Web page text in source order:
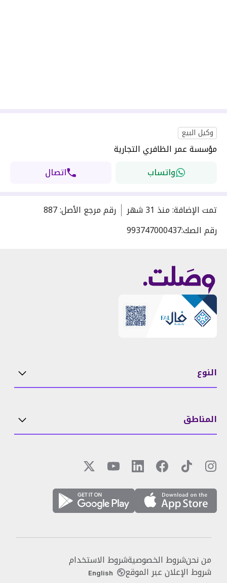
وكيل البيع
مؤسسة عمر الظافري التجارية
واتساب
اتصال
تمت الإضافة:منذ 31 شهر رقم مرجع الأصل:
887
رقم الصك:993747000437
النوع
المناطق
من نحنشروط الخصوصيةشروط الاستخدام
شروط الإعلان عبر الموقع English